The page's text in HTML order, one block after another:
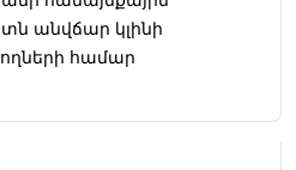
անվճար կլինի
համար